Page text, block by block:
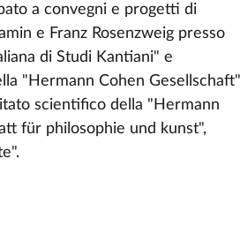
a convegni e progetti di
e Franz Rosenzweig presso
di Studi Kantiani" e
"Hermann Cohen Gesellschaft"
scientifico della "Hermann
für philosophie und kunst",